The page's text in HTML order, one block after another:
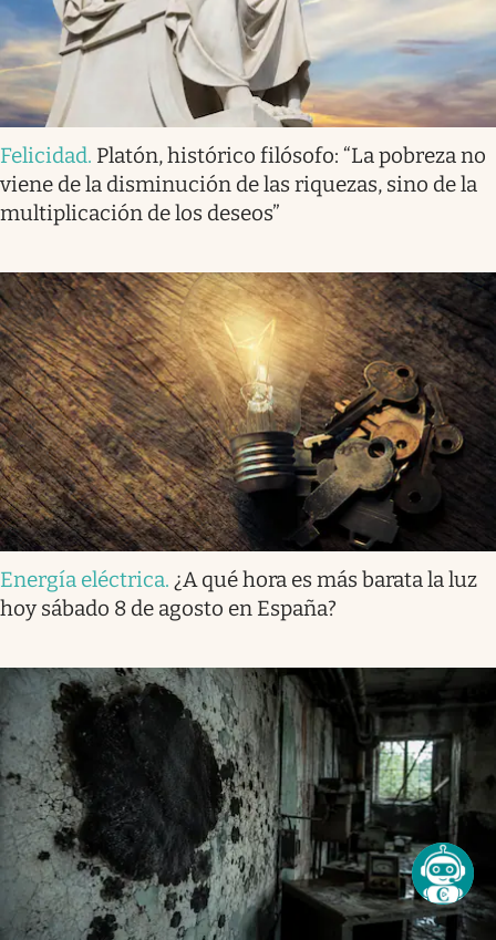
Felicidad. Platón, histórico filósofo: “La pobreza no
viene de la disminución de las riquezas, sino de la
multiplicación de los deseos”
Energía eléctrica. ¿A qué hora es más barata la luz
hoy sábado 8 de agosto en España?